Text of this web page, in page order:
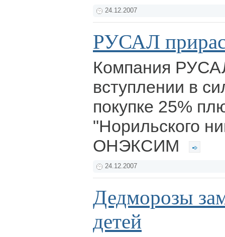
24.12.2007
РУСАЛ
Компания
вступлении в
покупке 25%
"Норильского
ОНЭКСИМ
24.12.2007
Дедморозы
детей